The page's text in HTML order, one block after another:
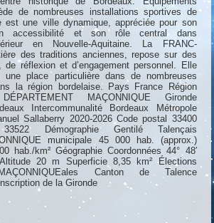
de nombreuses installations sportives de
est une ville dynamique, appréciée pour son
accessibilité et son rôle central dans
en Nouvelle-Aquitaine. La FRANC-
des traditions anciennes, repose sur des
réflexion et d’engagement personnel. Elle
une place particulière dans de nombreuses
la région bordelaise. Pays France Région
DÉPARTEMENT MAÇONNIQUE Gironde
Intercommunalité Bordeaux Métropole
Sallaberry 2020-2026 Code postal 33400
Démographie Gentilé Talençais
municipale 45 000 hab. (approx.)
hab./km² Géographie Coordonnées 44° 48′
20 m Superficie 8,35 km² Élections
Canton de Talence
de la Gironde